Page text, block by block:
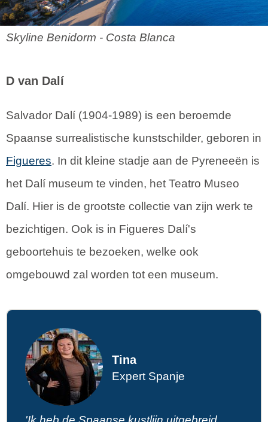
Skyline Benidorm - Costa Blanca
D van Dalí
Salvador Dalí (1904-1989) is een beroemde
Spaanse surrealistische kunstschilder, geboren in
Figueres. In dit kleine stadje aan de Pyreneeën is
het Dalí museum te vinden, het Teatro Museo
Dalí. Hier is de grootste collectie van zijn werk te
bezichtigen. Ook is in Figueres Dalí's
geboortehuis te bezoeken, welke ook
omgebouwd zal worden tot een museum.
Tina
Expert Spanje